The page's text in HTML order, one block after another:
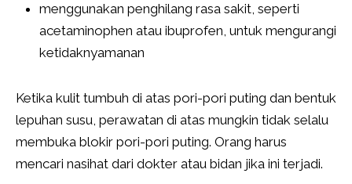
menggunakan penghilang rasa sakit, seperti
acetaminophen atau ibuprofen, untuk mengurangi
ketidaknyamanan
Ketika kulit tumbuh di atas pori-pori puting dan bentuk
lepuhan susu, perawatan di atas mungkin tidak selalu
membuka blokir pori-pori puting. Orang harus
mencari nasihat dari dokter atau bidan jika ini terjadi.